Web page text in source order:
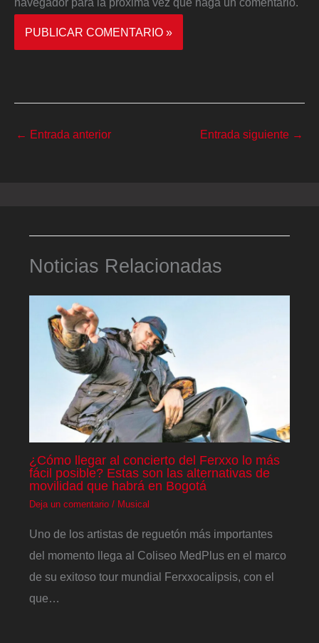
← Entrada anterior Entrada siguiente →
Noticias Relacionadas
¿Cómo llegar al concierto del Ferxxo lo más
fácil posible? Estas son las alternativas de
movilidad que habrá en Bogotá
Deja un comentario / Musical
Uno de los artistas de reguetón más importantes
del momento llega al Coliseo MedPlus en el marco
de su exitoso tour mundial Ferxxocalipsis, con el
que…